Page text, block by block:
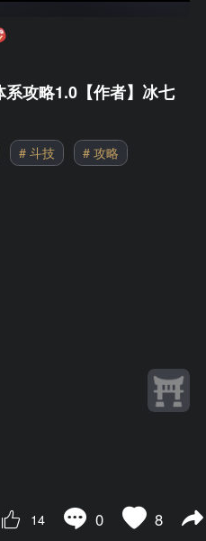
攻略1.0【作者】冰七
# 斗技 # 攻略
14 0 8